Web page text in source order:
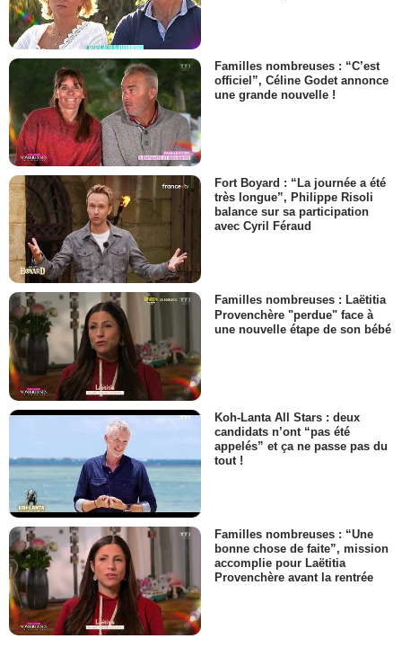
Familles nombreuses : “C’est
officiel”, Céline Godet annonce
une grande nouvelle !
Fort Boyard : “La journée a été
très longue”, Philippe Risoli
balance sur sa participation
avec Cyril Féraud
Familles nombreuses : Laëtitia
Provenchère "perdue" face à
une nouvelle étape de son bébé
Koh-Lanta All Stars : deux
candidats n’ont “pas été
appelés” et ça ne passe pas du
tout !
Familles nombreuses : “Une
bonne chose de faite”, mission
accomplie pour Laëtitia
Provenchère avant la rentrée